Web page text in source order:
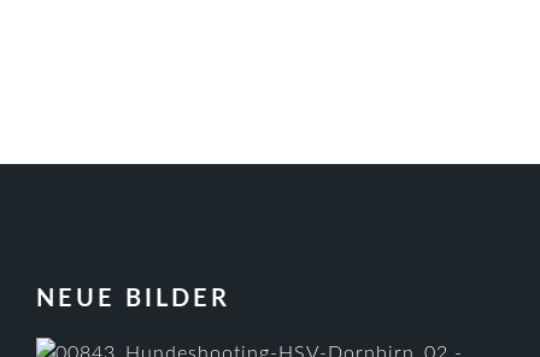
FOOTER
NEUE BILDER